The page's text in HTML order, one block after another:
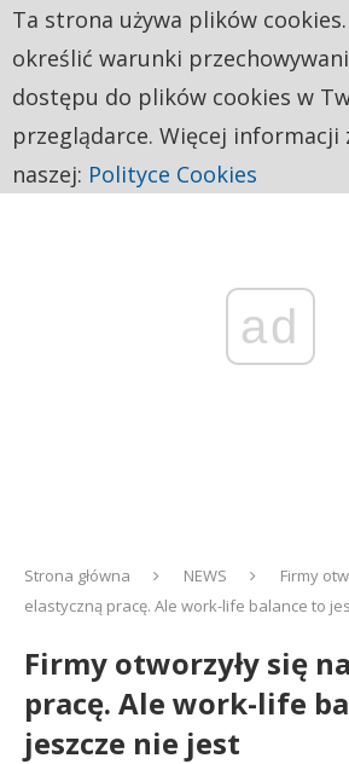
ad
Strona główna NEWS
Firmy
elastyczną pracę. Ale work-life balance to
Firmy otworzyły się
pracę. Ale work-life
jeszcze nie jest
Ta strona używa plików cookies.
określić warunki
dostępu do plików cookies w
przeglądarce. Więcej informacji
naszej: Polityce Cookies